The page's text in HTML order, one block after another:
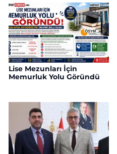
Lise Mezunları İçin
Memurluk Yolu Göründü